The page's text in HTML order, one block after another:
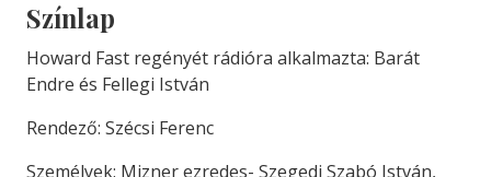
Színlap
Howard Fast regényét rádióra alkalmazta: Barát
Endre és Fellegi István
Rendező: Szécsi Ferenc
Személyek: Mizner ezredes- Szegedi Szabó István,